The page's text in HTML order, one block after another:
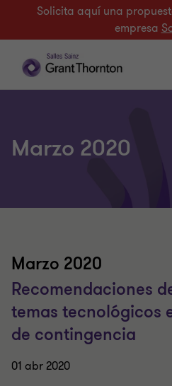
Solicita aquí una
empresa
Marzo 2020
Marzo 2020
Recomendaciones
temas tecnológicos
de contingencia
01 abr 2020